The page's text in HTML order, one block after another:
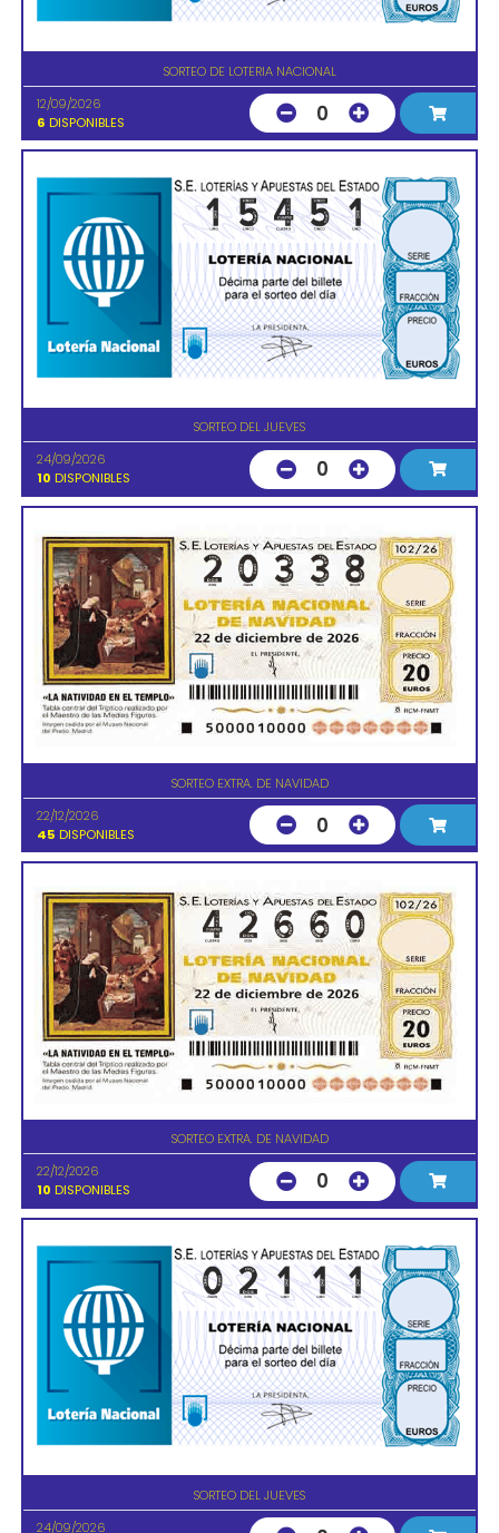
SORTEO DE LOTERIA NACIONAL
12/09/2026
6 DISPONIBLES 0
SORTEO DEL JUEVES
24/09/2026
10 DISPONIBLES 0
SORTEO EXTRA. DE NAVIDAD
22/12/2026
45 DISPONIBLES 0
SORTEO EXTRA. DE NAVIDAD
22/12/2026
10 DISPONIBLES 0
SORTEO DEL JUEVES
24/09/2026